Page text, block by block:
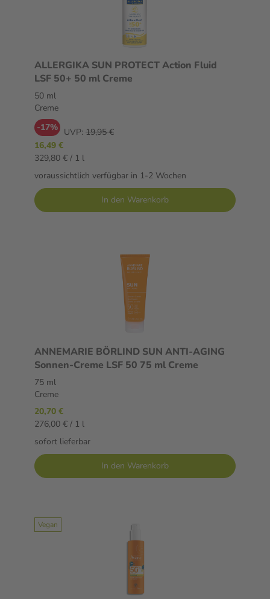
ALLERGIKA SUN PROTECT Action Fluid
LSF 50+ 50 ml Creme
50 ml
Creme
-17% UVP: 19,95 €
16,49 €
329,80 € / 1 l
voraussichtlich verfügbar in 1-2 Wochen
In den Warenkorb
ANNEMARIE BÖRLIND SUN ANTI-AGING
Sonnen-Creme LSF 50 75 ml Creme
75 ml
Creme
20,70 €
276,00 € / 1 l
sofort lieferbar
In den Warenkorb
Vegan